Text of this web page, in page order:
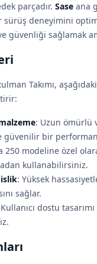
parçadır. Sase ana
deneyimini
güvenliği sağlamak
Takımı,
: Uzun ömürlü
güvenilir bir
250 modeline özel
kullanabilirsiniz.
: Yüksek
sağlar.
dostu